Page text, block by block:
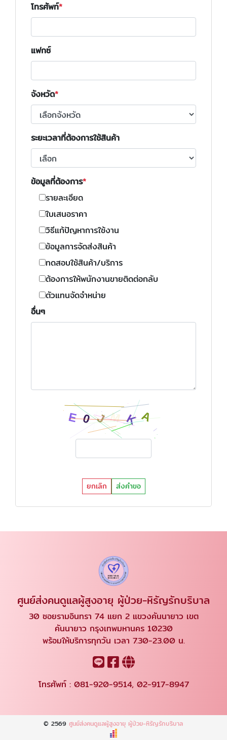
โทรศัพท์
แฟกซ์
จังหวัด
ระยะเวลาที่ต้องการใช้สินค้า
ข้อมูลที่ต้องการ
รายละเอียด
ใบเสนอราคา
วิธีแก้ปัญหาการใช้งาน
ข้อมูลการจัดส่งสินค้า
ทดสอบใช้สินค้า/บริการ
ต้องการให้พนักงานขายติดต่อกลับ
ตัวแทนจัดจำหน่าย
อื่นๆ
ยกเลิก ส่งคำขอ
ศูนย์ส่งคนดูแลผู้สูงอายุ ผู้ป่วย-หิรัญรักบริบาล
30 ซอยรามอินทรา 74 แยก 2 แขวงคันนายาว เขต
คันนายาว กรุงเทพมหานคร 10230
พร้อมให้บริการทุกวัน เวลา 7.30-23.00 น.
โทรศัพท์ : 081-920-9514, 02-917-8947
© 2569ศูนย์ส่งคนดูแลผู้สูงอายุ ผู้ป่วย-หิรัญรักบริบาล